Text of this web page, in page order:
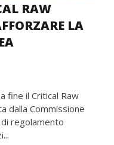
RAW
LA
fine il Critical Raw
dalla Commissione
regolamento